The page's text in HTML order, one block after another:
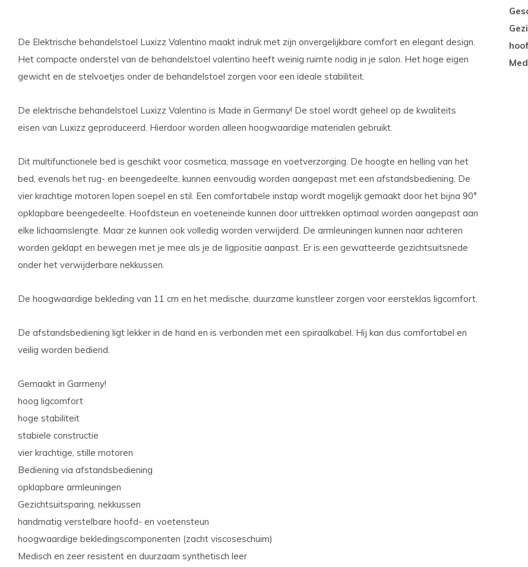
De Elektrische behandelstoel Luxizz Valentino maakt indruk met zijn onvergelijkbare comfort en elegant design.
Het compacte onderstel van de behandelstoel valentino heeft weinig ruimte nodig in je salon. Het hoge eigen
gewicht en de stelvoetjes onder de behandelstoel zorgen voor een ideale stabiliteit.
De elektrische behandelstoel Luxizz Valentino is Made in Germany! De stoel wordt geheel op de kwaliteits
eisen van Luxizz geproduceerd. Hierdoor worden alleen hoogwaardige materialen gebruikt.
Dit multifunctionele bed is geschikt voor cosmetica, massage en voetverzorging. De hoogte en helling van het
bed, evenals het rug- en beengedeelte, kunnen eenvoudig worden aangepast met een afstandsbediening. De
vier krachtige motoren lopen soepel en stil. Een comfortabele instap wordt mogelijk gemaakt door het bijna 90°
opklapbare beengedeelte. Hoofdsteun en voeteneinde kunnen door uittrekken optimaal worden aangepast aan
elke lichaamslengte. Maar ze kunnen ook volledig worden verwijderd. De armleuningen kunnen naar achteren
worden geklapt en bewegen met je mee als je de ligpositie aanpast. Er is een gewatteerde gezichtsuitsnede
onder het verwijderbare nekkussen.
De hoogwaardige bekleding van 11 cm en het medische, duurzame kunstleer zorgen voor eersteklas ligcomfort.
De afstandsbediening ligt lekker in de hand en is verbonden met een spiraalkabel. Hij kan dus comfortabel en
veilig worden bediend.
Gemaakt in Garmeny!
hoog ligcomfort
hoge stabiliteit
stabiele constructie
vier krachtige, stille motoren
Bediening via afstandsbediening
opklapbare armleuningen
Gezichtsuitsparing, nekkussen
handmatig verstelbare hoofd- en voetensteun
hoogwaardige bekledingscomponenten (zacht viscoseschuim)
Medisch en zeer resistent en duurzaam synthetisch leer